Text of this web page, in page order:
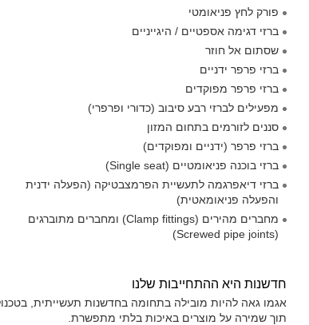
פורק לחץ פניאומטי
ברזי דגימה אספטיים / היגייניים
שסתום אל חוזר
ברזי פרפר ידניים
ברזי פרפר מפוקדים
מפעילים לברזי רבע סיבוב (כדורי ופרפרי)
סננים לזורמים בתחום המזון
ברזי פרפר (ידניים ומפוקדים)
ברזי בוכנה פניאומטיים (Single seat)
ברזי דיאפרגמה לתעשיית הפרמצבטיקה (הפעלה ידנית
והפעלה פניאומאטית)
מחברים מהירים (Clamp fittings) ומחברים מתוברגים
(Screwed pipe joints)
חדשנות היא ההתחייבות שלנו
אגמו גאה להיות מובילה בתחומה בחדשנות תעשייתית,
תוך שמירה על מוצרים באיכות בלתי מתפשרת.